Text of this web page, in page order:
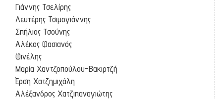
Γιάννης Τσελίρης
Λευτέρης Τσιμογιάννης
Σπήλιος Τσούνης
Αλέκος Φασιανός
Φινέλης
Μαρία Χαντζοπούλου-Βακιρτζή
Έρση Χατζημιχάλη
Αλέξανδρος Χατζιπαναγιώτης